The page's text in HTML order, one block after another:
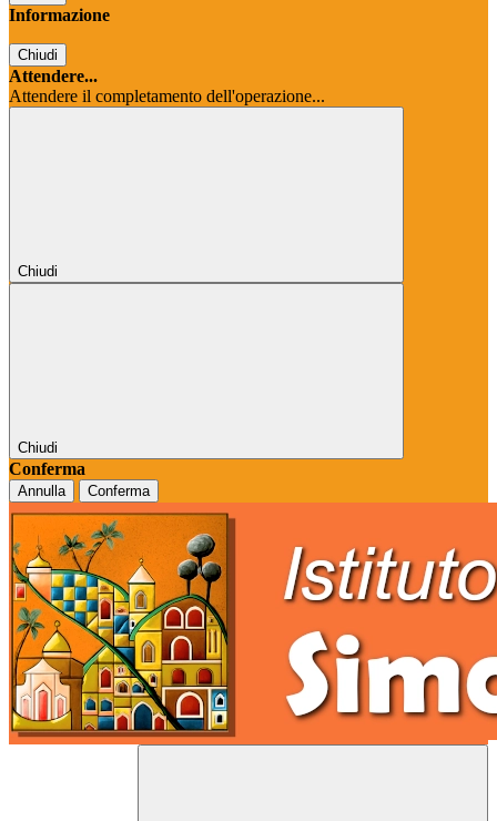
Informazione
Chiudi
Attendere...
Attendere il completamento dell'operazione...
Chiudi
Chiudi
Conferma
Annulla Conferma